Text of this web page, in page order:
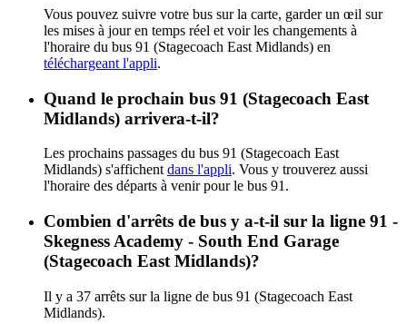
Vous pouvez suivre votre bus sur la carte, garder un œil sur
les mises à jour en temps réel et voir les changements à
l'horaire du bus 91 (Stagecoach East Midlands) en
téléchargeant l'appli.
Quand le prochain bus 91 (Stagecoach East
Midlands) arrivera-t-il?
Les prochains passages du bus 91 (Stagecoach East
Midlands) s'affichent dans l'appli. Vous y trouverez aussi
l'horaire des départs à venir pour le bus 91.
Combien d'arrêts de bus y a-t-il sur la ligne 91 -
Skegness Academy - South End Garage
(Stagecoach East Midlands)?
Il y a 37 arrêts sur la ligne de bus 91 (Stagecoach East
Midlands).